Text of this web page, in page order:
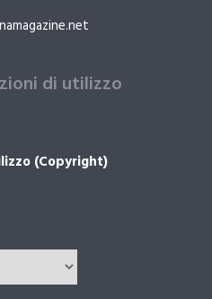
di utilizzo
(Copyright)